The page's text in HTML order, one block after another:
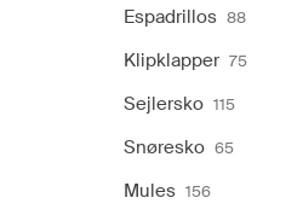
Espadrillos 88
Klipklapper 75
Sejlersko 115
Snøresko 65
Mules 156